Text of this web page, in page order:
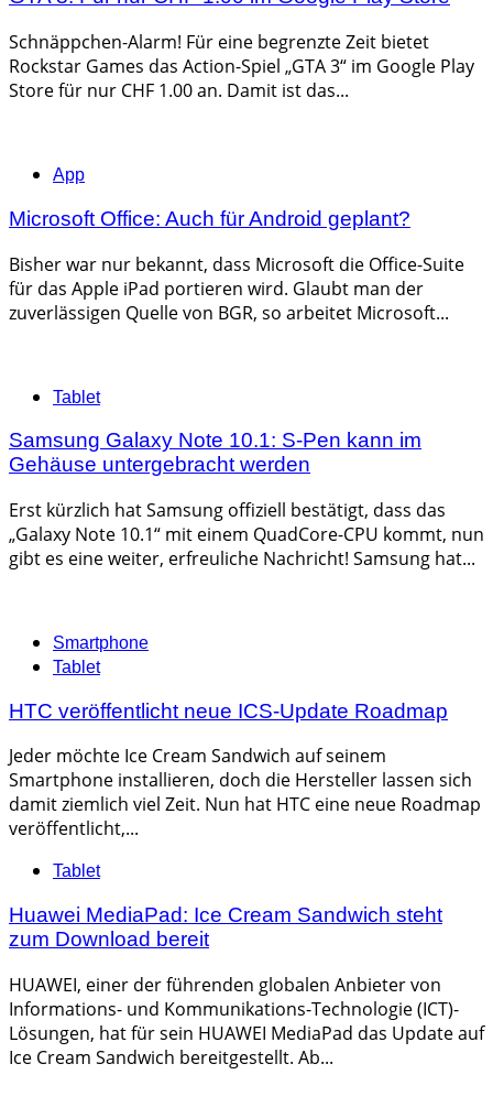
Schnäppchen-Alarm! Für eine begrenzte Zeit bietet
Rockstar Games das Action-Spiel „GTA 3“ im Google Play
Store für nur CHF 1.00 an. Damit ist das...
Categories
App
Microsoft Office: Auch für Android geplant?
Bisher war nur bekannt, dass Microsoft die Office-Suite
für das Apple iPad portieren wird. Glaubt man der
zuverlässigen Quelle von BGR, so arbeitet Microsoft...
Categories
Tablet
Samsung Galaxy Note 10.1: S-Pen kann im
Gehäuse untergebracht werden
Erst kürzlich hat Samsung offiziell bestätigt, dass das
„Galaxy Note 10.1“ mit einem QuadCore-CPU kommt, nun
gibt es eine weiter, erfreuliche Nachricht! Samsung hat...
Categories
Smartphone
Tablet
HTC veröffentlicht neue ICS-Update Roadmap
Jeder möchte Ice Cream Sandwich auf seinem
Smartphone installieren, doch die Hersteller lassen sich
damit ziemlich viel Zeit. Nun hat HTC eine neue Roadmap
veröffentlicht,...
Categories
Tablet
Huawei MediaPad: Ice Cream Sandwich steht
zum Download bereit
HUAWEI, einer der führenden globalen Anbieter von
Informations- und Kommunikations-Technologie (ICT)-
Lösungen, hat für sein HUAWEI MediaPad das Update auf
Ice Cream Sandwich bereitgestellt. Ab...